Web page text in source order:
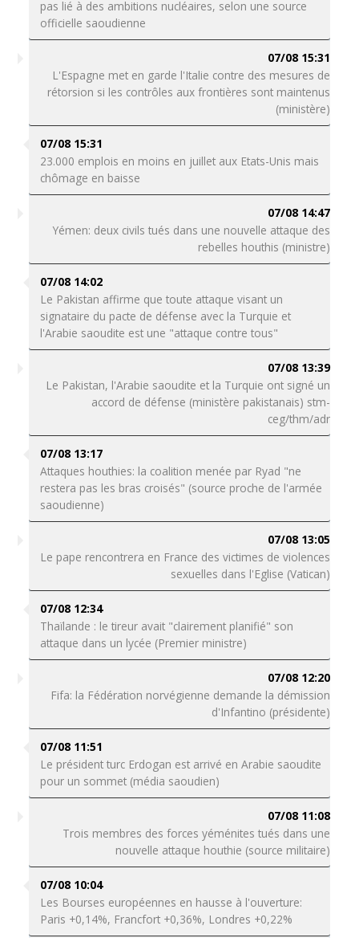
pas lié à des ambitions nucléaires, selon une source
officielle saoudienne
07/08 15:31
L'Espagne met en garde l'Italie contre des mesures de
rétorsion si les contrôles aux frontières sont maintenus
(ministère)
07/08 15:31
23.000 emplois en moins en juillet aux Etats-Unis mais
chômage en baisse
07/08 14:47
Yémen: deux civils tués dans une nouvelle attaque des
rebelles houthis (ministre)
07/08 14:02
Le Pakistan affirme que toute attaque visant un
signataire du pacte de défense avec la Turquie et
l'Arabie saoudite est une "attaque contre tous"
07/08 13:39
Le Pakistan, l'Arabie saoudite et la Turquie ont signé un
accord de défense (ministère pakistanais) stm-
ceg/thm/adr
07/08 13:17
Attaques houthies: la coalition menée par Ryad "ne
restera pas les bras croisés" (source proche de l'armée
saoudienne)
07/08 13:05
Le pape rencontrera en France des victimes de violences
sexuelles dans l'Eglise (Vatican)
07/08 12:34
Thaïlande : le tireur avait "clairement planifié" son
attaque dans un lycée (Premier ministre)
07/08 12:20
Fifa: la Fédération norvégienne demande la démission
d'Infantino (présidente)
07/08 11:51
Le président turc Erdogan est arrivé en Arabie saoudite
pour un sommet (média saoudien)
07/08 11:08
Trois membres des forces yéménites tués dans une
nouvelle attaque houthie (source militaire)
07/08 10:04
Les Bourses européennes en hausse à l'ouverture:
Paris +0,14%, Francfort +0,36%, Londres +0,22%